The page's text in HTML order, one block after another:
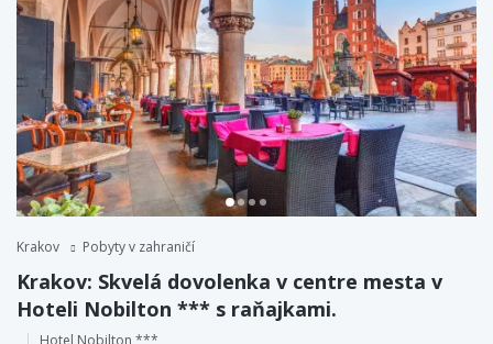
Krakov Pobyty v zahraničí
Krakov: Skvelá dovolenka v centre mesta v
Hoteli Nobilton *** s raňajkami.
Hotel Nobilton ***